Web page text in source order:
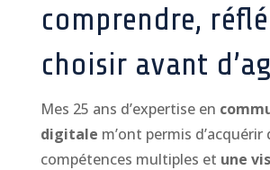
comprendre,
choisir avant
Mes 25 ans d’expertise en
digitale m’ont permis d’acquérir
compétences multiples et une